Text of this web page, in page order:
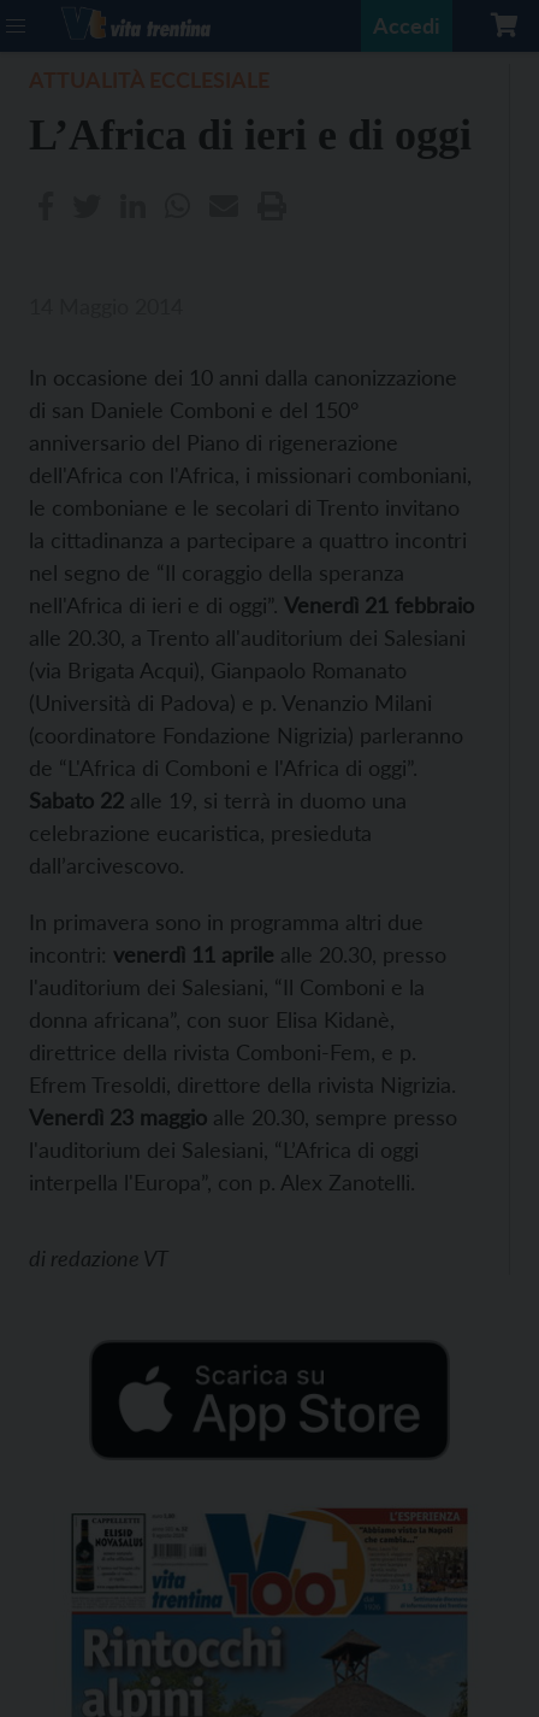
Accedi
L’Africa di ieri e di oggi
In occasione dei 10 anni dalla canonizzazione
di san Daniele Comboni e del 150°
anniversario del Piano di rigenerazione
dell'Africa con l'Africa, i missionari comboniani,
le comboniane e le secolari di Trento invitano
la cittadinanza a partecipare a quattro incontri
nel segno de “Il coraggio della speranza
nell'Africa di ieri e di oggi”. Venerdì 21 febbraio
alle 20.30, a Trento all'auditorium dei Salesiani
(via Brigata Acqui), Gianpaolo Romanato
(Università di Padova) e p. Venanzio Milani
(coordinatore Fondazione Nigrizia) parleranno
de “L'Africa di Comboni e l'Africa di oggi”.
Sabato 22 alle 19, si terrà in duomo una
celebrazione eucaristica, presieduta
dall’arcivescovo.
In primavera sono in programma altri due
incontri: venerdì 11 aprile alle 20.30, presso
l'auditorium dei Salesiani, “Il Comboni e la
donna africana”, con suor Elisa Kidanè,
direttrice della rivista Comboni-Fem, e p.
Efrem Tresoldi, direttore della rivista Nigrizia.
Venerdì 23 maggio alle 20.30, sempre presso
l'auditorium dei Salesiani, “L’Africa di oggi
interpella l'Europa”, con p. Alex Zanotelli.
di redazione VT